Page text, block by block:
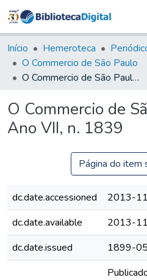
&
Tudo na
Início Hemeroteca
O Commercio de São Paulo
O Commercio de São Paulo, 1899, Ano VII, n. 1839
O Commercio de
Ano VII, n. 1839
Página do item
dc.date.accessioned
2013-
dc.date.available
2013-
dc.date.issued
1899-